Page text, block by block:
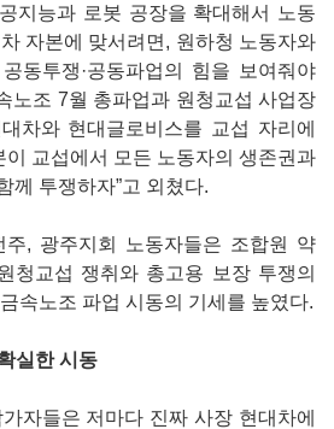
지능과 로봇 공장을 확대해서 노동
자본에 맞서려면, 원하청 노동자와
동투쟁·공동파업의 힘을 보여줘야
노조 7월 총파업과 원청교섭 사업장
차와 현대글로비스를 교섭 자리에
이 교섭에서 모든 노동자의 생존권과
께 투쟁하자”고 외쳤다.
주, 광주지회 노동자들은 조합원 약
청교섭 쟁취와 총고용 보장 투쟁의
속노조 파업 시동의 기세를 높였다.
실한 시동
자들은 저마다 진짜 사장 현대차에